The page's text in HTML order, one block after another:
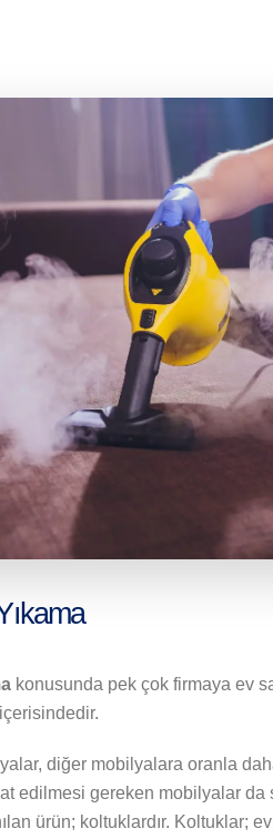
konusunda pek çok firmaya ev
diğer mobilyalara oranla
edilmesi gereken mobilyalar da
ürün; koltuklardır. Koltuklar;